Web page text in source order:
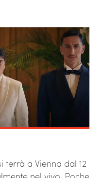
terrà a Vienna dal 12